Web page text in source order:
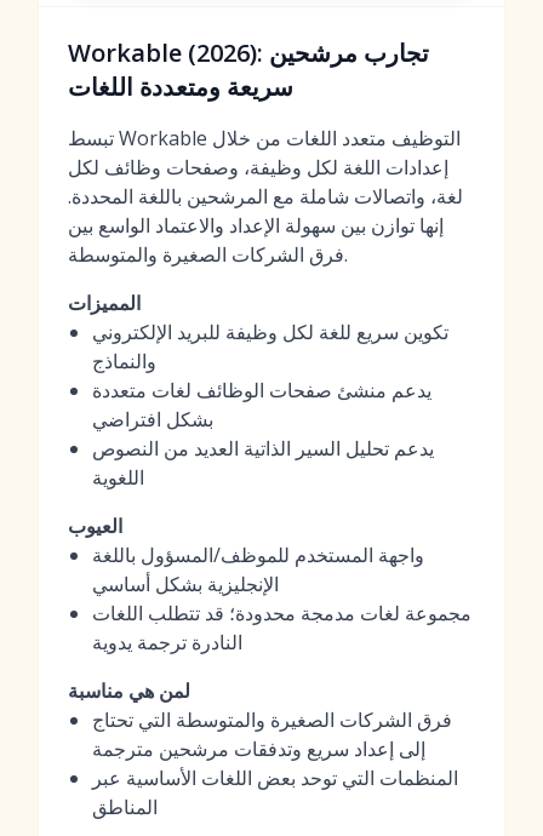
Workable (2026): تجارب مرشحين
سريعة ومتعددة اللغات
تبسط Workable التوظيف متعدد اللغات من خلال
إعدادات اللغة لكل وظيفة، وصفحات وظائف لكل
لغة، واتصالات شاملة مع المرشحين باللغة المحددة.
إنها توازن بين سهولة الإعداد والاعتماد الواسع بين
فرق الشركات الصغيرة والمتوسطة.
المميزات
تكوين سريع للغة لكل وظيفة للبريد الإلكتروني
والنماذج
يدعم منشئ صفحات الوظائف لغات متعددة
بشكل افتراضي
يدعم تحليل السير الذاتية العديد من النصوص
اللغوية
العيوب
واجهة المستخدم للموظف/المسؤول باللغة
الإنجليزية بشكل أساسي
مجموعة لغات مدمجة محدودة؛ قد تتطلب اللغات
النادرة ترجمة يدوية
لمن هي مناسبة
فرق الشركات الصغيرة والمتوسطة التي تحتاج
إلى إعداد سريع وتدفقات مرشحين مترجمة
المنظمات التي توحد بعض اللغات الأساسية عبر
المناطق